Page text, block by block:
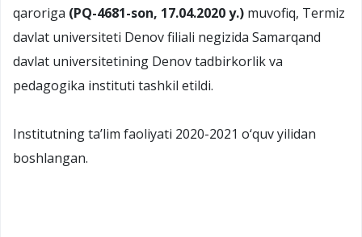
qaroriga (PQ-4681-son, 17.04.2020 y.) muvofiq, Termiz
davlat universiteti Denov filiali negizida Samarqand
davlat universitetining Denov tadbirkorlik va
pedagogika instituti tashkil etildi.
Institutning ta’lim faoliyati 2020-2021 o‘quv yilidan
boshlangan.